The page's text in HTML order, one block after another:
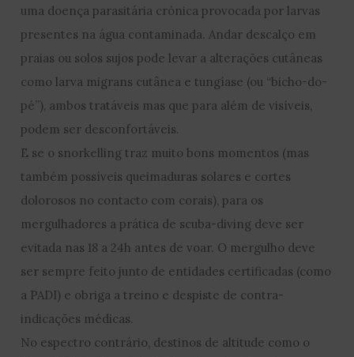
uma doença parasitária crónica provocada por larvas
presentes na água contaminada. Andar descalço em
praias ou solos sujos pode levar a alterações cutâneas
como larva migrans cutânea e tungíase (ou “bicho-do-
pé”), ambos tratáveis mas que para além de visíveis,
podem ser desconfortáveis.
E se o snorkelling traz muito bons momentos (mas
também possíveis queimaduras solares e cortes
dolorosos no contacto com corais), para os
mergulhadores a prática de scuba-diving deve ser
evitada nas 18 a 24h antes de voar. O mergulho deve
ser sempre feito junto de entidades certificadas (como
a PADI) e obriga a treino e despiste de contra-
indicações médicas.
No espectro contrário, destinos de altitude como o